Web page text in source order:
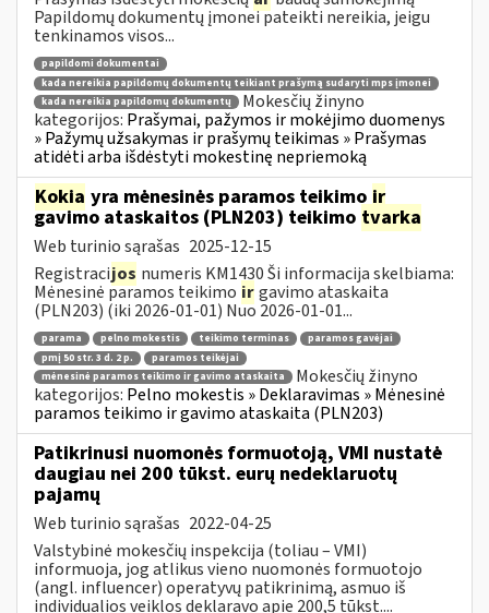
Papildomų dokumentų įmonei pateikti nereikia, jeigu
tenkinamos visos...
papildomi dokumentai
kada nereikia papildomų dokumentų teikiant prašymą sudaryti mps įmonei
kada nereikia papildomų dokumentų
Mokesčių žinyno
kategorijos: Prašymai, pažymos ir mokėjimo duomenys
» Pažymų užsakymas ir prašymų teikimas » Prašymas
atidėti arba išdėstyti mokestinę nepriemoką
Kokia yra mėnesinės paramos teikimo ir
gavimo ataskaitos (PLN203) teikimo tvarka
Web turinio sąrašas 2025-12-15
Registracijos numeris KM1430 Ši informacija skelbiama:
Mėnesinė paramos teikimo irgavimo ataskaita
(PLN203) (iki 2026-01-01) Nuo 2026-01-01...
parama pelno mokestis teikimo terminas
paramos gavėjai
pmį 50 str. 3 d. 2 p.
paramos teikėjai
mėnesinė paramos teikimo ir gavimo ataskaita
Mokesčių žinyno
kategorijos: Pelno mokestis » Deklaravimas » Mėnesinė
paramos teikimo ir gavimo ataskaita (PLN203)
Patikrinusi nuomonės formuotoją, VMI nustatė
daugiau nei 200 tūkst. eurų nedeklaruotų
pajamų
Web turinio sąrašas 2022-04-25
Valstybinė mokesčių inspekcija (toliau – VMI)
informuoja, jog atlikus vieno nuomonės formuotojo
(angl. influencer) operatyvų patikrinimą, asmuo iš
individualios veiklos deklaravo apie 200,5 tūkst....